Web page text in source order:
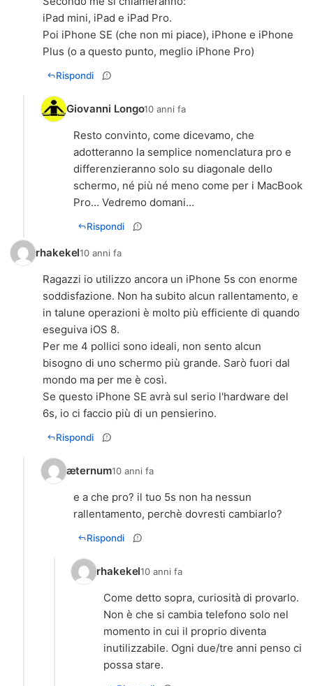
iPad mini, iPad e iPad Pro.
Poi iPhone SE (che non mi piace), iPhone e iPhone
Plus (o a questo punto, meglio iPhone Pro)
Rispondi
Giovanni Longo10 anni fa
Resto convinto, come dicevamo, che
adotteranno la semplice nomenclatura pro e
differenzieranno solo su diagonale dello
schermo, né più né meno come per i MacBook
Pro... Vedremo domani...
Rispondi
rhakekel10 anni fa
Ragazzi io utilizzo ancora un iPhone 5s con enorme
soddisfazione. Non ha subito alcun rallentamento, e
in talune operazioni è molto più efficiente di quando
eseguiva iOS 8.
Per me 4 pollici sono ideali, non sento alcun
bisogno di uno schermo più grande. Sarò fuori dal
mondo ma per me è così.
Se questo iPhone SE avrà sul serio l'hardware del
6s, io ci faccio più di un pensierino.
Rispondi
æternum10 anni fa
e a che pro? il tuo 5s non ha nessun
rallentamento, perchè dovresti cambiarlo?
Rispondi
rhakekel10 anni fa
Come detto sopra, curiosità di provarlo.
Non è che si cambia telefono solo nel
momento in cui il proprio diventa
inutilizzabile. Ogni due/tre anni penso ci
possa stare.